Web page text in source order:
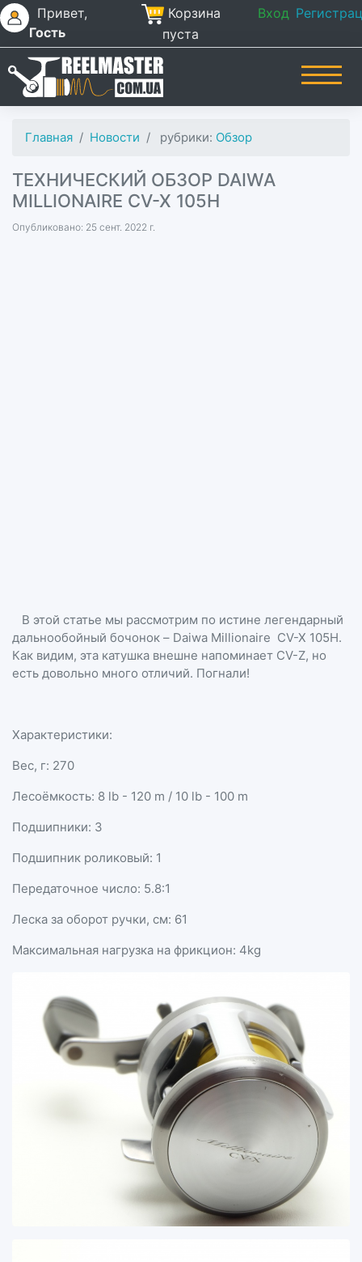
Привет,
Гость
Корзина
пуста
Вход
Главная Новости рубрики: Обзор
ТЕХНИЧЕСКИЙ ОБЗОР DAIWA
MILLIONAIRE CV-X 105H
Опубликовано: 25 сент. 2022 г.
В этой статье мы рассмотрим по истине легендарный
дальнообойный бочонок – Daiwa Millionaire CV-X 105H.
Как видим, эта катушка внешне напоминает CV-Z, но
есть довольно много отличий. Погнали!
Характеристики:
Вес, г: 270
Лесоёмкость: 8 lb - 120 m / 10 lb - 100 m
Подшипники: 3
Подшипник роликовый: 1
Передаточное число: 5.8:1
Леска за оборот ручки, см: 61
Максимальная нагрузка на фрикцион: 4kg